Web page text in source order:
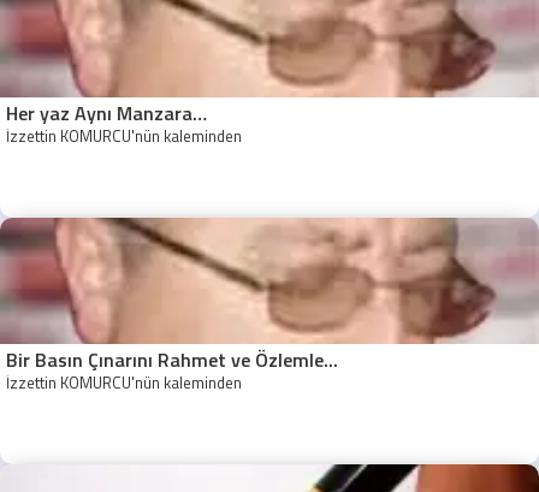
Her yaz Aynı Manzara…
İzzettin KÖMÜRCÜ'nün kaleminden
Bir Basın Çınarını Rahmet ve Özlemle...
İzzettin KÖMÜRCÜ'nün kaleminden